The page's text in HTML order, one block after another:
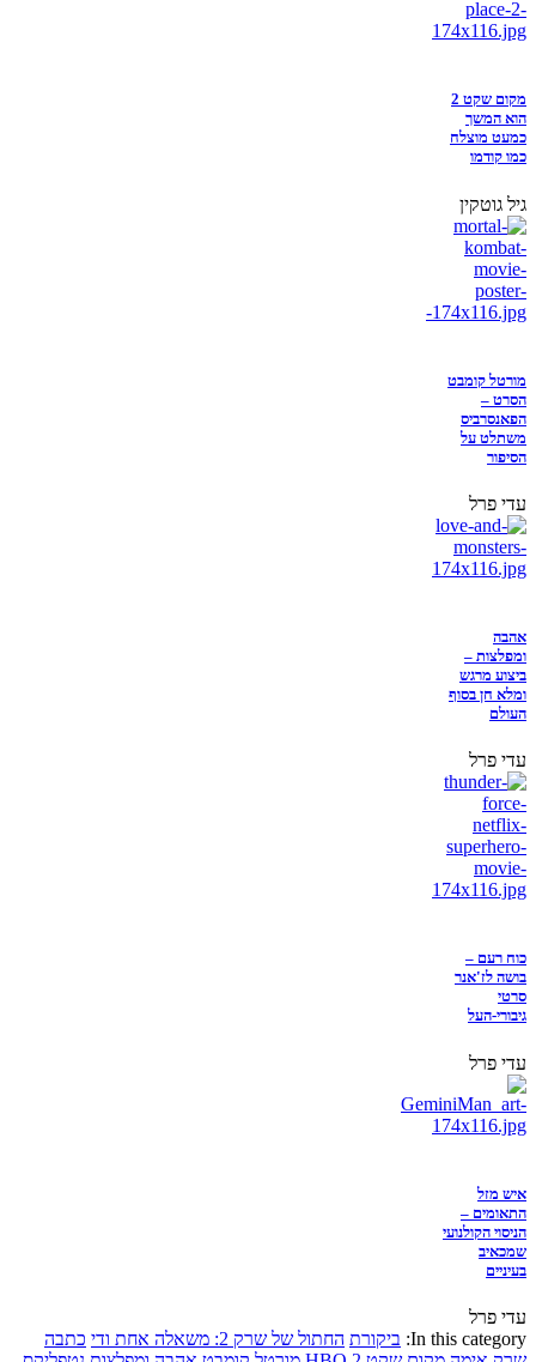
מקום שקט 2
הוא המשך
כמעט מוצלח
כמו קודמו
גיל גוטקין
מורטל קומבט
הסרט –
הפאנסרביס
משתלט על
הסיפור
עדי פרל
אהבה
ומפלצות –
ביצוע מרגש
ומלא חן בסוף
העולם
עדי פרל
כוח רעם –
בושה לז'אנר
סרטי
גיבורי-העל
עדי פרל
איש מזל
התאומים –
הניסוי הקולנועי
שמכאיב
בעיניים
עדי פרל
In this category: ביקורת החתול של שרק 2: משאלה אחת ודי
כתבה